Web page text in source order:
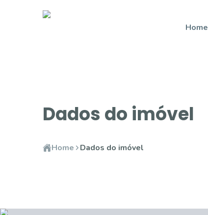
Home
Dados do imóvel
Home Dados do imóvel